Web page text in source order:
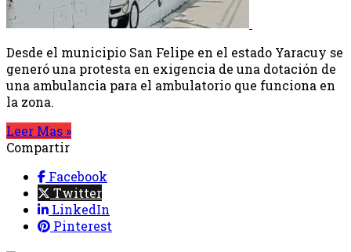
Desde el municipio San Felipe en el estado Yaracuy se
generó una protesta en exigencia de una dotación de
una ambulancia para el ambulatorio que funciona en
la zona.
Leer Mas »
Compartir
Facebook
Twitter
LinkedIn
Pinterest